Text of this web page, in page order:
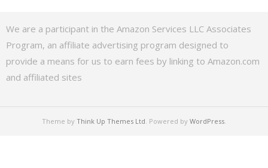
We are a participant in the Amazon Services LLC Associates
Program, an affiliate advertising program designed to
provide a means for us to earn fees by linking to Amazon.com
and affiliated sites
Theme by Think Up Themes Ltd. Powered by WordPress.